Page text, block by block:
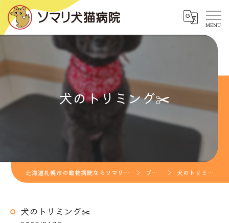
犬のトリミング✂️
北海道札幌市の動物病院ならソマリ犬猫病院 ブログ 犬のトリミング✂️
犬のトリミング✂️